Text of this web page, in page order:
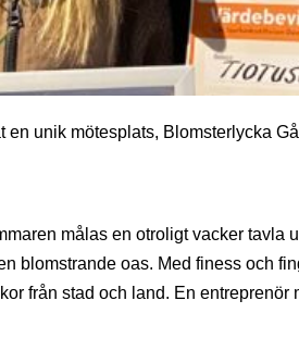
unik mötesplats, Blomsterlycka
målas en otroligt vacker
blomstrande oas. Med finess och
från stad och land. En